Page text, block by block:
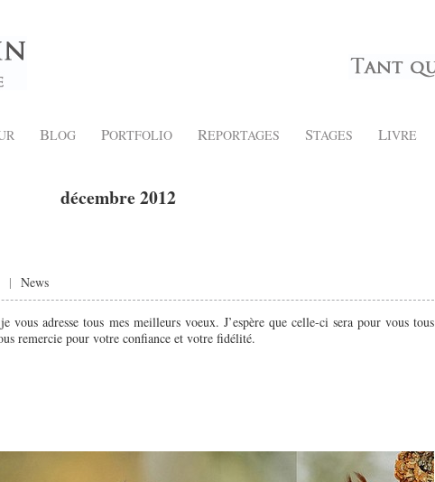
BLOG PORTFOLIO REPORTAGES STAGES LIVRE
décembre 2012
| News
vous adresse tous mes meilleurs voeux. J’espère que celle-ci sera pour vous tous
remercie pour votre confiance et votre fidélité.